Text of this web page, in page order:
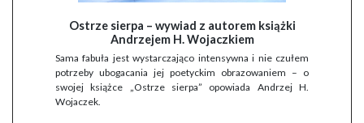
Ostrze sierpa – wywiad z autorem książki
Andrzejem H. Wojaczkiem
Sama fabuła jest wystarczająco intensywna i nie czułem
potrzeby ubogacania jej poetyckim obrazowaniem – o
swojej książce „Ostrze sierpa” opowiada Andrzej H.
Wojaczek.